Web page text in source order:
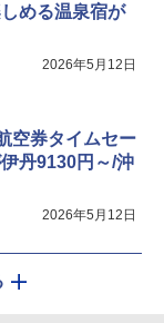
める温泉宿が
2026年5月12日
空券タイムセー
丹9130円～/沖
2026年5月12日